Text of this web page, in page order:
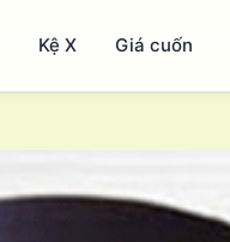
Kệ X Giá cuốn